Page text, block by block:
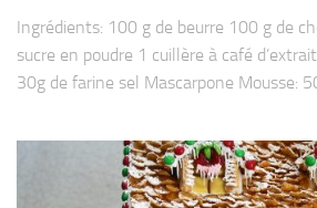
Ingrédients: 100 g de beurre 100 g de
sucre en poudre 1 cuillère à café
30g de farine sel Mascarpone Mousse: